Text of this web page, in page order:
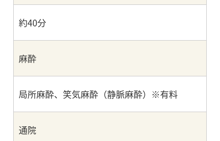
約40分
麻酔
局所麻酔、笑気麻酔（静脈麻酔）※有料
通院